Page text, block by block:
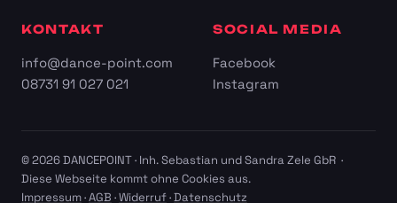
KONTAKT
info@dance-point.com
08731 91 027 021
SOCIAL MEDIA
Facebook
Instagram
© 2026 DANCEPOINT · Inh. Sebastian und Sandra Zele GbR ·
Diese Webseite kommt ohne Cookies aus.
Impressum·AGB ·Widerruf·Datenschutz